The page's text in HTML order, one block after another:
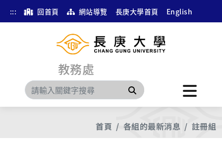
::: 回首頁 網站導覽 長庚大學首頁 English
教務處
搜尋
首頁 各組的最新消息 註冊組